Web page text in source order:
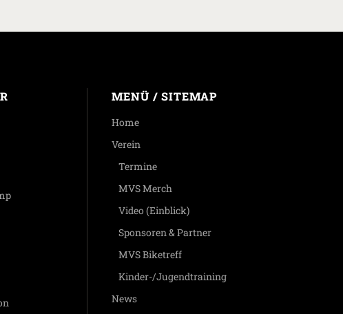
MENÜ / SITEMAP
Home
Verein
Termine
MVS Merch
Video (Einblick)
Sponsoren & Partner
MVS Biketreff
Kinder-/Jugendtraining
News